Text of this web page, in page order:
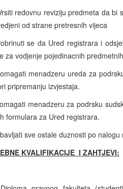
redovnu reviziju predmeta da bi
od strane pretresnih vijeca
se da Ured registrara i
za vodjenje pojedinacnih
menadzeru ureda za
pripremanju izvjestaja.
menadzeru za podrsku
formulara za Ured registrara.
sve ostale duznosti po
KVALIFIKACIJE I ZAHTJEVI: